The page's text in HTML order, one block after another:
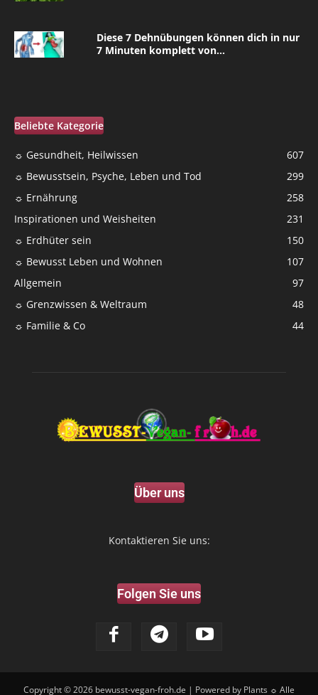
Diese 7 Dehnübungen können dich in nur
7 Minuten komplett von...
Beliebte Kategorie
☼ Gesundheit, Heilwissen
607
☼ Bewusstsein, Psyche, Leben und Tod
299
☼ Ernährung
258
Inspirationen und Weisheiten
231
☼ Erdhüter sein
150
☼ Bewusst Leben und Wohnen
107
Allgemein
97
☼ Grenzwissen & Weltraum
48
☼ Familie & Co
44
Über uns
Kontaktieren Sie uns:
Folgen Sie uns
Copyright © 2026 bewusst-vegan-froh.de | Powered by Plants ☼ Alle